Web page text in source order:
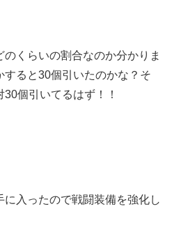
くらいの割合なのか分かりま
ると30個引いたのかな？そ
個引いてるはず！！
入ったので戦闘装備を強化し